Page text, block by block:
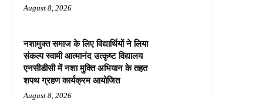
August 8, 2026
नशामुक्त समाज के लिए विद्यार्थियों ने लिया
संकल्प स्वामी आत्मानंद उत्कृष्ट विद्यालय
एनसीडीसी में नशा मुक्ति अभियान के तहत
शपथ ग्रहण कार्यक्रम आयोजित
August 8, 2026